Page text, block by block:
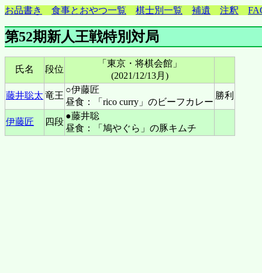
お品書き 食事とおやつ一覧 棋士別一覧 補遺 注釈
第52期新人王戦特別対局
氏名 段位
「東京・将棋会館」
(2021/12/13月)
藤井聡太 竜王
○伊藤匠
昼食：「rico curry」のビーフカレー
勝利
伊藤匠 四段
●藤井聡
昼食：「鳩やぐら」の豚キムチ